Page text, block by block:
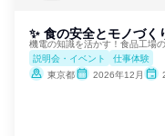
✨ 食の安全とモノづく
説明会・イベント
仕事体験
東京都
2026年12月